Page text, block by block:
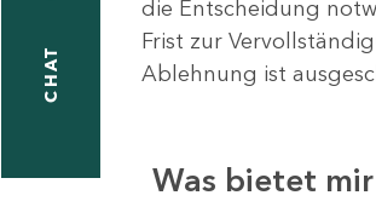
CHAT
die Entscheidung
Frist zur
Ablehnung ist
Was bietet